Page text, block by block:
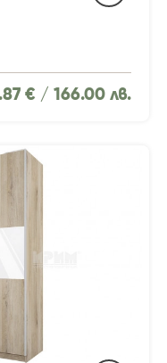
€ / 166.00 лв.